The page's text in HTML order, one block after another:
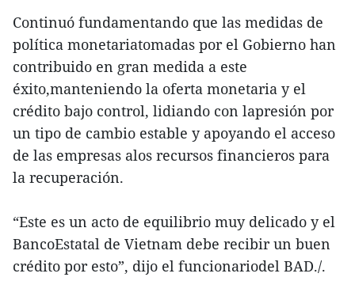
Continuó fundamentando que las medidas de
política monetariatomadas por el Gobierno han
contribuido en gran medida a este
éxito,manteniendo la oferta monetaria y el
crédito bajo control, lidiando con lapresión por
un tipo de cambio estable y apoyando el acceso
de las empresas alos recursos financieros para
la recuperación.
“Este es un acto de equilibrio muy delicado y el
BancoEstatal de Vietnam debe recibir un buen
crédito por esto”, dijo el funcionariodel BAD./.